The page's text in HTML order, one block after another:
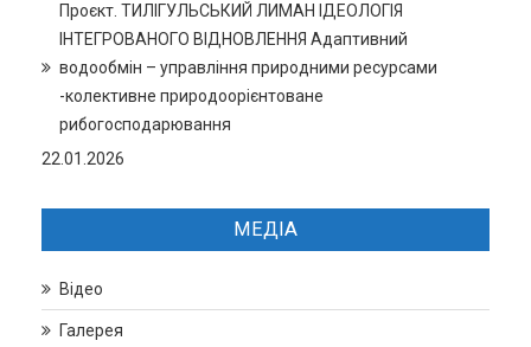
Проєкт. ТИЛІГУЛЬСЬКИЙ ЛИМАН ІДЕОЛОГІЯ
ІНТЕГРОВАНОГО ВІДНОВЛЕННЯ Адаптивний
водообмін – управління природними ресурсами
-колективне природоорієнтоване
рибогосподарювання
22.01.2026
МЕДІА
Відео
Галерея